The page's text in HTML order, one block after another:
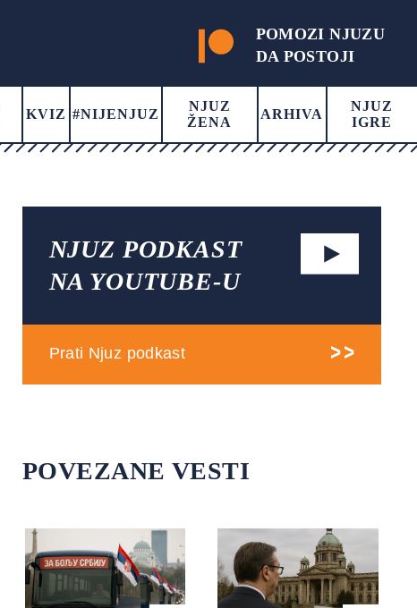
POMOZI NJUZU
DA POSTOJI
KVIZ #NIJENJUZ
NJUZ
ŽENA
ARHIVA
NJUZ
IGRE
NJUZ PODKAST
NA YOUTUBE-U
Prati Njuz podkast
POVEZANE VESTI